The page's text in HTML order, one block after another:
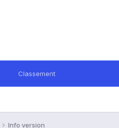
Classement
Info version